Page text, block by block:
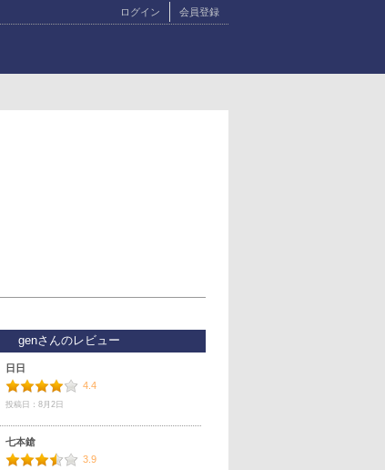
ログイン 会員登録
genさんのレビュー
日日
4.4
投稿日：8月2日
七本鎗
3.9